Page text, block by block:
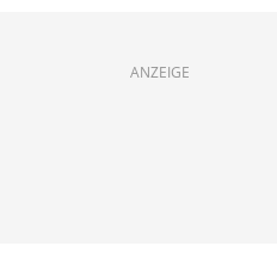
ANZEIGE